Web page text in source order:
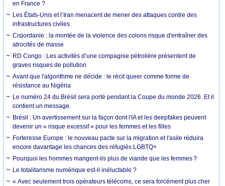
en France ?
Les États-Unis et l’Iran menacent de mener des attaques contre des
infrastructures civiles
Cisjordanie : la montée de la violence des colons risque d'entraîner des
atrocités de masse
RD Congo : Les activités d’une compagnie pétrolière présentent de
graves risques de pollution
Avant que l'algorithme ne décide : le récit queer comme forme de
résistance au Nigéria
Le numéro 24 du Brésil sera porté pendant la Coupe du monde 2026. Et il
contient un message.
Brésil : Un avertissement sur la façon dont l'IA et les deepfakes peuvent
devenir un « risque excessif » pour les femmes et les filles
Forteresse Europe : le nouveau pacte sur la migration et l'asile réduira
encore davantage les chances des réfugiés LGBTQ+
Pourquoi les hommes mangent-ils plus de viande que les femmes ?
Le totalitarisme numérique est-il inéluctable ?
« Avec seulement trois opérateurs télécoms, ce sera forcément plus cher